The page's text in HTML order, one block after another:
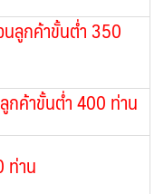
ลูกค้าขั้นต่ำ350
กค้าขั้นต่ำ 400 ท่าน
ท่าน